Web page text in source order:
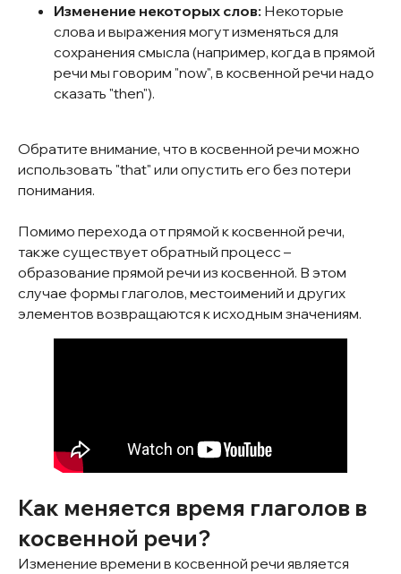
Изменение некоторых слов: Некоторые
слова и выражения могут изменяться для
сохранения смысла (например, когда в прямой
речи мы говорим "now", в косвенной речи надо
сказать "then").
Обратите внимание, что в косвенной речи можно
использовать "that" или опустить его без потери
понимания.
Помимо перехода от прямой к косвенной речи,
также существует обратный процесс –
образование прямой речи из косвенной. В этом
случае формы глаголов, местоимений и других
элементов возвращаются к исходным значениям.
Как меняется время глаголов в
косвенной речи?
Изменение времени в косвенной речи является